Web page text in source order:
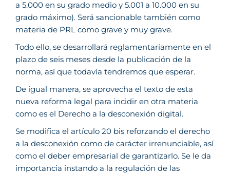
a 5.000 en su grado medio y 5.001 a 10.000 en su
grado máximo). Será sancionable también como
materia de PRL como grave y muy grave.
Todo ello, se desarrollará reglamentariamente en el
plazo de seis meses desde la publicación de la
norma, así que todavía tendremos que esperar.
De igual manera, se aprovecha el texto de esta
nueva reforma legal para incidir en otra materia
como es el Derecho a la desconexión digital.
Se modifica el artículo 20 bis reforzando el derecho
a la desconexión como de carácter irrenunciable, así
como el deber empresarial de garantizarlo. Se le da
importancia instando a la regulación de las